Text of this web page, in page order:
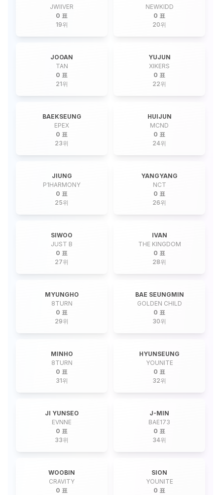
JWIIVER
0 표
19위
NEWKIDD
0 표
20위
JOOAN
TAN
0 표
21위
YUJUN
XIKERS
0 표
22위
BAEKSEUNG
EPEX
0 표
23위
HUIJUN
MCND
0 표
24위
JIUNG
P1HARMONY
0 표
25위
YANGYANG
NCT
0 표
26위
SIWOO
JUST B
0 표
27위
IVAN
THE KINGDOM
0 표
28위
MYUNGHO
8TURN
0 표
29위
BAE SEUNGMIN
GOLDEN CHILD
0 표
30위
MINHO
8TURN
0 표
31위
HYUNSEUNG
YOUNITE
0 표
32위
JI YUNSEO
EVNNE
0 표
33위
J-MIN
BAE173
0 표
34위
WOOBIN
CRAVITY
0 표
SION
YOUNITE
0 표